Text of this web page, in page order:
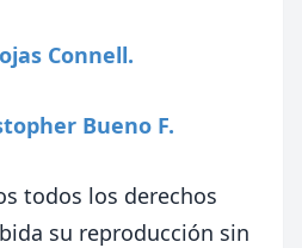
Connell.
Bueno F.
todos los derechos
su reproducción sin